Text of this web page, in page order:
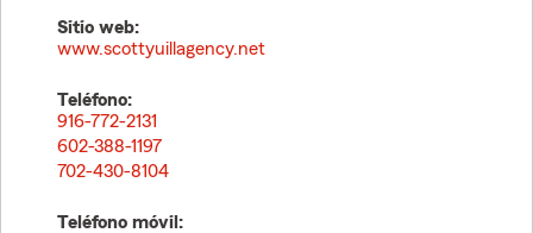
Sitio web:
www.scottyuillagency.net
Teléfono:
916-772-2131
602-388-1197
702-430-8104
Teléfono móvil: